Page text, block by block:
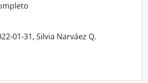
01-31, Silvia Narváez Q.